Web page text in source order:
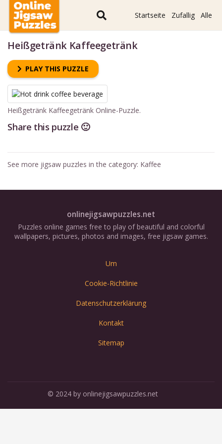
Startseite Zufallig Alle
Heißgetränk Kaffeegetränk
PLAY THIS PUZZLE
Heißgetränk Kaffeegetränk Online-Puzzle.
Share this puzzle 🙂
See more jigsaw puzzles in the category: Kaffee
onlinejigsawpuzzles.net
Puzzles online games free to play of beautiful and colorful
wallpapers, pictures, photos and images, free jigsaw games.
Um
Cookie-Richtlinie
Datenschutzerklärung
Kontakt
Sitemap
© 2024 by onlinejigsawpuzzles.net